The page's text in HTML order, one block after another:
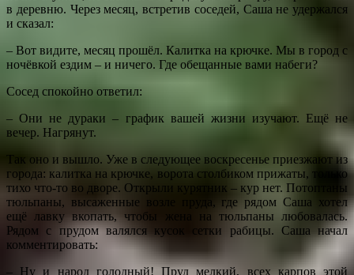
в деревню. Через месяц, встретив соседей, Саша не удержался
и сказал:
– Вот видите, месяц прошёл. Калитка на крючке. Мы в город с
ночёвкой ездим – и ничего. Где обещанные вами набеги?
Сосед спокойно ответил:
– Они не дураки – график вашей жизни изучают. Ещё не
вечер. Нагрянут.
Так оно и вышло. Уже в следующее воскресенье приезжают из
города: калитка на крючке, ворота столбиком прижаты, только
тихо что-то во дворе. Открыли курятник – кур нет. Потоптаны
тюльпаны, высаженные возле пруда, где рядом Саша хотел
ещё лавку вкопать, чтобы жена на тюльпаны любовалась.
Рядом с прудом валялся кусок сетки рабицы. Саша начал
комментировать:
– Ну и народ голодный! Пруд мелкий, всех карпов этой